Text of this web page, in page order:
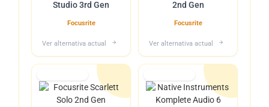
Studio 3rd Gen
Focusrite
Ver alternativa actual
2nd Gen
Focusrite
Ver alternativa actual